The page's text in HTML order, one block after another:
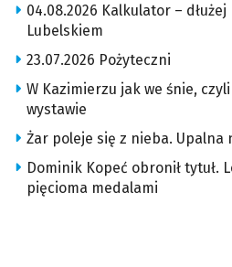
04.08.2026 Kalkulator –
Lubelskiem
23.07.2026 Pożyteczni
W Kazimierzu jak we śnie,
wystawie
Żar poleje się z nieba. Upalna
Dominik Kopeć obronił tytuł.
pięcioma medalami